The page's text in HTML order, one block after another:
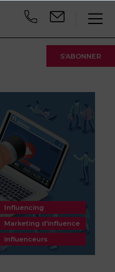
S'ABONNER
Influencing
Marketing d'influence
influenceurs